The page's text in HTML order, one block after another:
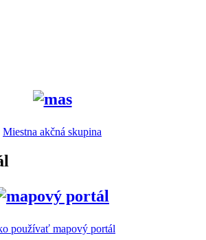
Miestna akčná skupina
používať mapový portál